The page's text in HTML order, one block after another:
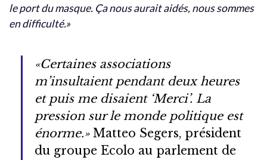
le port du masque. Ça nous aurait aidés, nous sommes
en difficulté.»
«Certaines associations
m’insultaient pendant deux heures
et puis me disaient ‘Merci’. La
pression sur le monde politique est
énorme.»Matteo Segers, président
du groupe Ecolo au parlement de